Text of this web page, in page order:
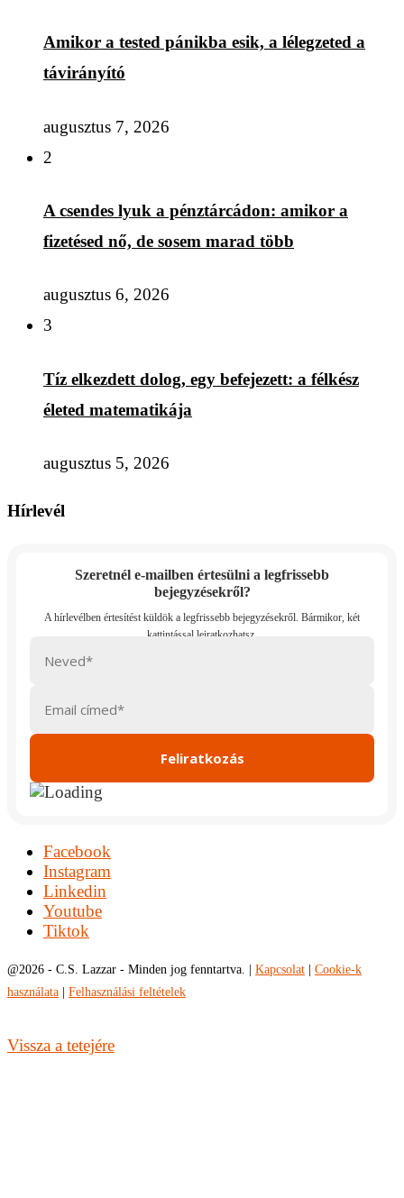
Amikor a tested pánikba esik, a lélegzeted a
távirányító
augusztus 7, 2026
2
A csendes lyuk a pénztárcádon: amikor a
fizetésed nő, de sosem marad több
augusztus 6, 2026
3
Tíz elkezdett dolog, egy befejezett: a félkész
életed matematikája
augusztus 5, 2026
Hírlevél
Szeretnél e-mailben értesülni a legfrissebb
bejegyzésekről?
Facebook
Instagram
Linkedin
Youtube
Tiktok
@2026 - C.S. Lazzar - Minden jog fenntartva. | Kapcsolat
Cookie-k
használata
Felhasználási feltételek
Vissza a tetejére